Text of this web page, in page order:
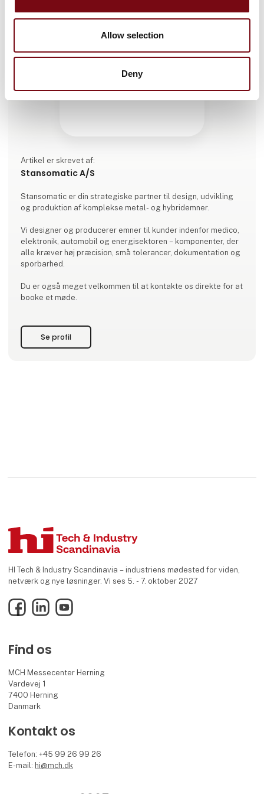
Allow selection
Deny
Artikel er skrevet af:
Stansomatic A/S
Stansomatic er din strategiske partner til design, udvikling
og produktion af komplekse metal- og hybridemner.
Vi designer og producerer emner til kunder indenfor medico,
elektronik, automobil og energisektoren – komponenter, der
alle kræver høj præcision, små tolerancer, dokumentation og
sporbarhed.
Du er også meget velkommen til at kontakte os direkte for at
booke et møde.
Se profil
HI Tech & Industry Scandinavia – industriens mødested for viden,
netværk og nye løsninger. Vi ses 5. - 7. oktober 2027
FacebookLinkedInYouTube
Find os
MCH Messecenter Herning
Vardevej 1
7400 Herning
Danmark
Kontakt os
Telefon: +45 99 26 99 26
E-mail: hi@mch.dk